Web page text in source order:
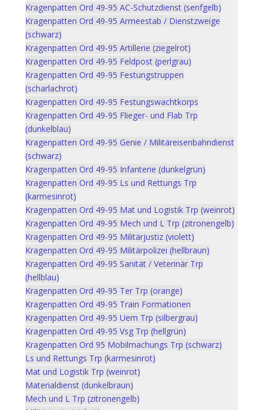
Kragenpatten Ord 49-95 AC-Schutzdienst (senfgelb)
Kragenpatten Ord 49-95 Armeestab / Dienstzweige
(schwarz)
Kragenpatten Ord 49-95 Artillerie (ziegelrot)
Kragenpatten Ord 49-95 Feldpost (perlgrau)
Kragenpatten Ord 49-95 Festungstruppen
(scharlachrot)
Kragenpatten Ord 49-95 Festungswachtkorps
Kragenpatten Ord 49-95 Flieger- und Flab Trp
(dunkelblau)
Kragenpatten Ord 49-95 Genie / Militäreisenbahndienst
(schwarz)
Kragenpatten Ord 49-95 Infanterie (dunkelgrün)
Kragenpatten Ord 49-95 Ls und Rettungs Trp
(karmesinrot)
Kragenpatten Ord 49-95 Mat und Logistik Trp (weinrot)
Kragenpatten Ord 49-95 Mech und L Trp (zitronengelb)
Kragenpatten Ord 49-95 Militärjustiz (violett)
Kragenpatten Ord 49-95 Militärpolizei (hellbraun)
Kragenpatten Ord 49-95 Sanität / Veterinär Trp
(hellblau)
Kragenpatten Ord 49-95 Ter Trp (orange)
Kragenpatten Ord 49-95 Train Formationen
Kragenpatten Ord 49-95 Uem Trp (silbergrau)
Kragenpatten Ord 49-95 Vsg Trp (hellgrün)
Kragenpatten Ord 95 Mobilmachungs Trp (schwarz)
Ls und Rettungs Trp (karmesinrot)
Mat und Logistik Trp (weinrot)
Materialdienst (dunkelbraun)
Mech und L Trp (zitronengelb)